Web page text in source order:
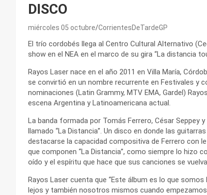
DISCO
miércoles 05 octubre CorrientesDeTardeGP
El trío cordobés llega al Centro Cultural Alternativo
show en el NEA en el marco de su gira “La distancia
Rayos Laser nace en el año 2011 en Villa María,
se convirtió en un nombre recurrente en Festivales y
nominaciones (Latin Grammy, MTV EMA, Gardel)
escena Argentina y Latinoamericana actual.
La banda formada por Tomás Ferrero, César Seppey
llamado “La Distancia”. Un disco en donde las
destacarse la capacidad compositiva de Ferrero con
que componen “La Distancia”, como siempre lo hizo
oído y el espíritu que hace que sus canciones se
Rayos Laser cuenta que “Este álbum es lo que
lejos y también nosotros mismos cuando